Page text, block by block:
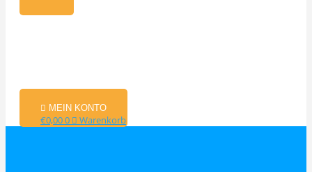
MEIN KONTO
€0,000 Warenkorb